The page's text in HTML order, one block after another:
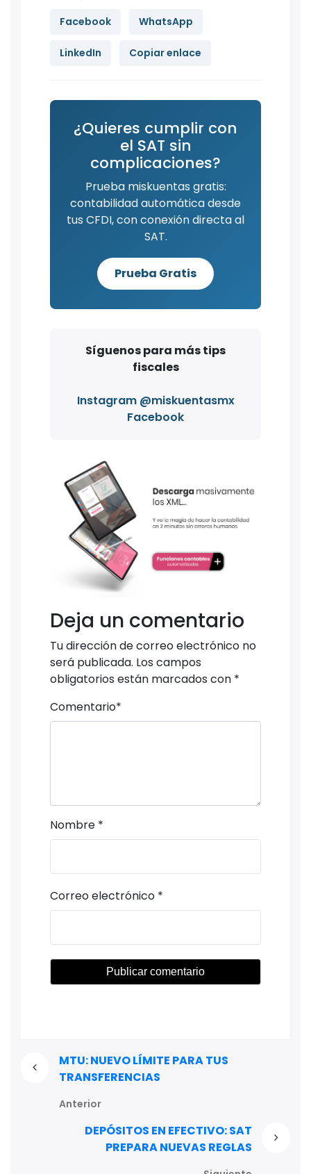
Facebook WhatsApp
LinkedIn Copiar enlace
¿Quieres cumplir con
el SAT sin
complicaciones?
Prueba miskuentas gratis:
contabilidad automática desde
tus CFDI, con conexión directa al
SAT.
Prueba Gratis
Síguenos para más tips
fiscales
Instagram @miskuentasmx
Facebook
Deja un comentario
Tu dirección de correo electrónico no
será publicada. Los campos
obligatorios están marcados con *
Comentario*
Nombre *
Correo electrónico *
MTU: NUEVO LÍMITE PARA TUS
TRANSFERENCIAS
Anterior
DEPÓSITOS EN EFECTIVO: SAT
PREPARA NUEVAS REGLAS